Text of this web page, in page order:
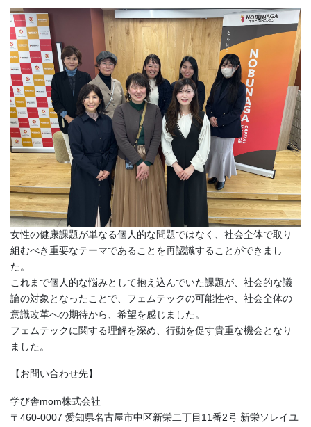
女性の健康課題が単なる個人的な問題ではなく、社会全体で取り
組むべき重要なテーマであることを再認識することができまし
た。
これまで個人的な悩みとして抱え込んでいた課題が、社会的な議
論の対象となったことで、フェムテックの可能性や、社会全体の
意識改革への期待から、希望を感じました。
フェムテックに関する理解を深め、行動を促す貴重な機会となり
ました。
【お問い合わせ先】
学び舎mom株式会社
〒460-0007 愛知県名古屋市中区新栄二丁目11番2号 新栄ソレイユ